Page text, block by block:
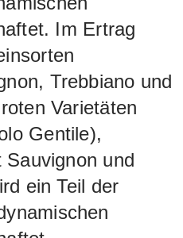
Im Ertrag
Trebbiano und
Varietäten
Gentile),
Sauvignon und
ein Teil der